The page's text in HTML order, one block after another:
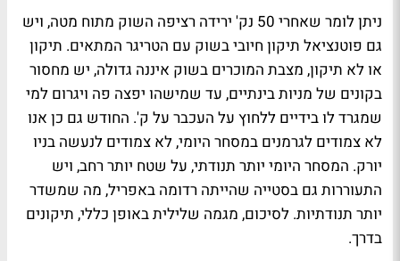
ניתן לומר שאחרי 50 נק' ירידה רציפה השוק מתוח מטה, ויש
גם פוטנציאל תיקון חיובי בשוק עם הטריגר המתאים. תיקון
או לא תיקון, מצבת המוכרים בשוק איננה גדולה, יש מחסור
בקונים של מניות בינתיים, עד שמישהו יפצה פה ויגרום למי
שמגרד לו בידיים ללחוץ על העכבר על ק'. החודש גם כן אנו
לא צמודים לגרמנים במסחר היומי, לא צמודים לנעשה בניו
יורק. המסחר היומי יותר תנודתי, על שטח יותר רחב, ויש
התעוררות גם בסטייה שהייתה רדומה באפריל, מה שמשדר
יותר תנודתיות. לסיכום, מגמה שלילית באופן כללי, תיקונים
בדרך.